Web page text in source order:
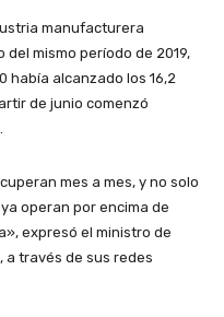
manufacturera
mismo período de 2019,
había alcanzado los 16,2
de junio comenzó
mes a mes, y no solo
operan por encima de
expresó el ministro de
a través de sus redes